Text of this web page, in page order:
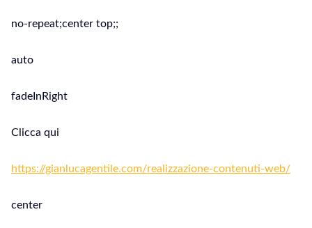
no-repeat;center top;;
auto
fadeInRight
Clicca qui
https://gianlucagentile.com/realizzazione-contenuti-web/
center